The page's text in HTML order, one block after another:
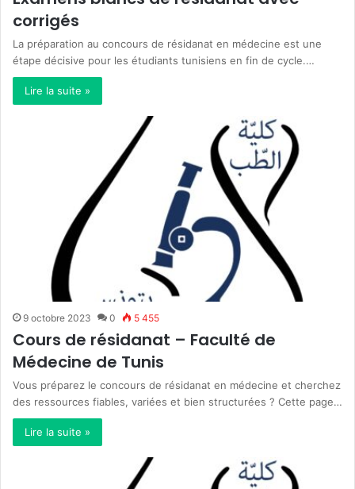
corrigés
La préparation au concours de résidanat en médecine est une
étape décisive pour les étudiants tunisiens en fin de cycle.…
Lire la suite »
9 octobre 2023 0 5 455
Cours de résidanat – Faculté de
Médecine de Tunis
Vous préparez le concours de résidanat en médecine et cherchez
des ressources fiables, variées et bien structurées ? Cette page…
Lire la suite »